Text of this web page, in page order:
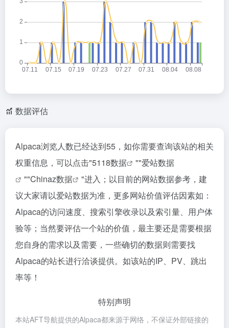
数据评估
Alpaca浏览人数已经达到55，如你需要查询该站的相关
权重信息，可以点击"5118数据 ""爱站数据
""Chinaz数据
"进入；以目前的网站数据参考，建
议大家请以爱站数据为准，更多网站价值评估因素如：
Alpaca的访问速度、搜索引擎收录以及索引量、用户体
验等；当然要评估一个站的价值，最主要还是需要根据
您自身的需求以及需要，一些确切的数据则需要找
Alpaca的站长进行洽谈提供。如该站的IP、PV、跳出
率等！
特别声明
本站AFT导航提供的Alpaca都来源于网络，不保证外部链接的